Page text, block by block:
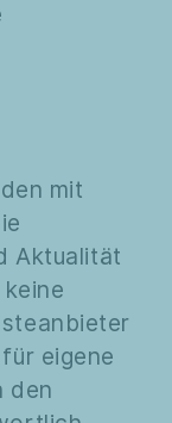
mit
Aktualität
eigene
den